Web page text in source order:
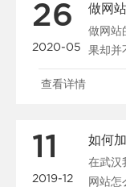
26
2020-05
做网
做网站
果却并
入网站
查看详情
11
2019-12
如何
在武汉
网站怎